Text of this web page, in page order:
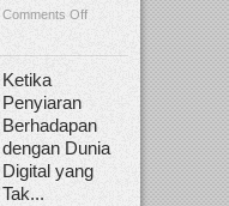
Comments Off
Ketika
Penyiaran
Berhadapan
dengan Dunia
Digital yang
Tak...